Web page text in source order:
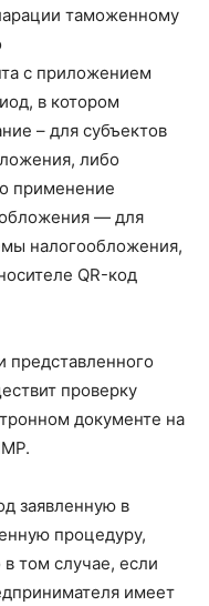
таможенному
с приложением
в котором
– для субъектов
либо
применение
— для
налогообложения,
QR-код
представленного
проверку
документе на
заявленную в
процедуру,
том случае, если
имеет